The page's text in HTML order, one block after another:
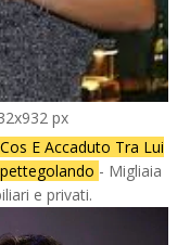
px
E Accaduto Tra Lui
- Migliaia
e privati.